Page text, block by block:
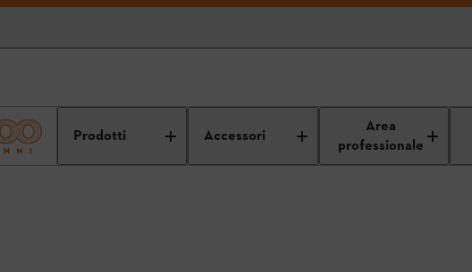
Prodotti Accessori
Area
professionale